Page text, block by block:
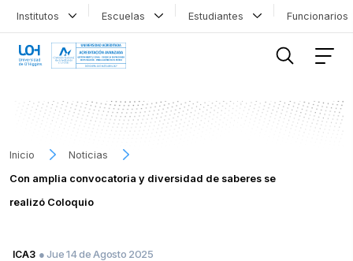
Institutos Escuelas Estudiantes
Inicio
Noticias
Con amplia convocatoria y diversidad de saberes se
realizó Coloquio
ICA3 ● Jue 14 de Agosto 2025